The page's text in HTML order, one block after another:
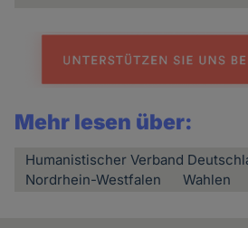
Mehr lesen über:
Humanistischer Verband
Nordrhein-Westfalen
Wahlen